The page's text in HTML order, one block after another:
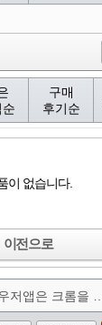
순
구매
후기순
이 없습니다.
이전으로